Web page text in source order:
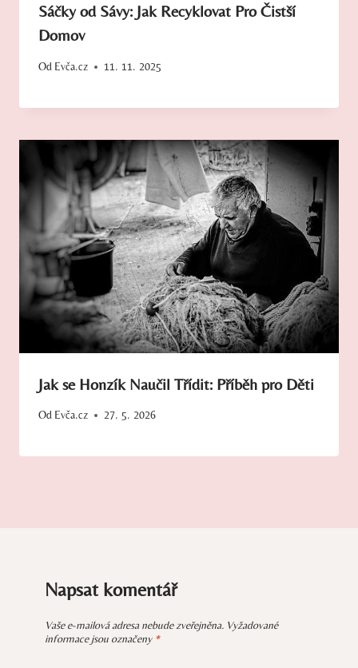
Sáčky od Sávy: Jak Recyklovat Pro Čistší
Domov
Od Evča.cz 11. 11. 2025
Jak se Honzík Naučil Třídit: Příběh pro Děti
Od Evča.cz 27. 5. 2026
Napsat komentář
Vaše e-mailová adresa nebude zveřejněna. Vyžadované
informace jsou označeny *